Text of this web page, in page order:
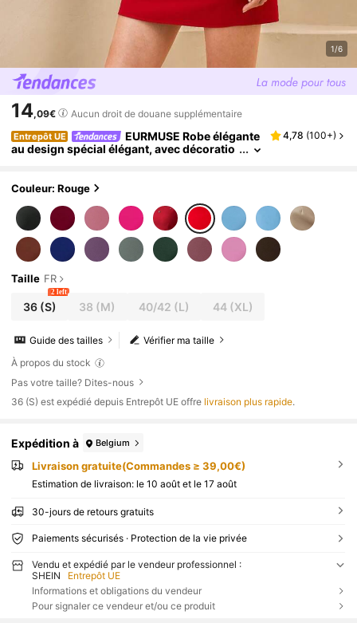
1/6
14,09€ Aucun droit de douane supplémentaire
Entrepôt UE
EURMUSE Robe élégante
au design spécial élégant, avec décoratio
4,78 (100+)
Couleur: Rouge
Taille FR
36(S)
2 left
38 (M) 40/42 (L) 44(XL)
Vérifier ma taille
Guide des tailles
À propos du stock
Pas votre taille? Dites-nous
​36 (S) est expédié depuis Entrepôt UE offre livraison plus rapide.
Expédition à Belgium
Livraison gratuite(Commandes ≥ 39,00€)
Estimation de livraison: le 10 août et le 17 août
30-jours de retours gratuits
Paiements sécurisés · Protection de la vie privée
Vendu et expédié par le vendeur professionnel :
SHEIN
Entrepôt UE
Informations et obligations du vendeur
Pour signaler ce vendeur et/ou ce produit